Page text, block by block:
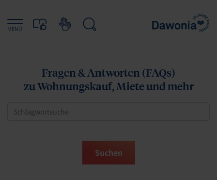
MENÜ
Fragen & Antworten (FAQs)
zu Wohnungskauf, Miete und mehr
Suchen